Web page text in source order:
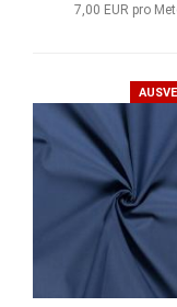
7,00 EUR pro